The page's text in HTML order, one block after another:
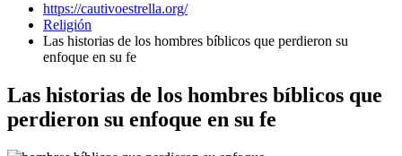
https://cautivoestrella.org/
Religión
Las historias de los hombres bíblicos que perdieron su
enfoque en su fe
Las historias de los hombres bíblicos que
perdieron su enfoque en su fe